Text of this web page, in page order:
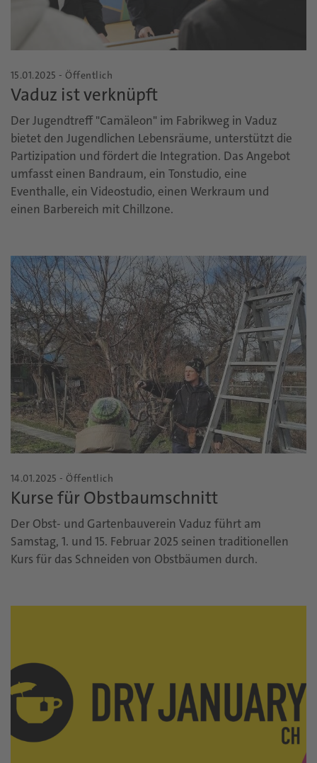
15.01.2025 - Öffentlich
Vaduz ist verknüpft
Der Jugendtreff "Camäleon" im Fabrikweg in Vaduz
bietet den Jugendlichen Lebensräume, unterstützt die
Partizipation und fördert die Integration. Das Angebot
umfasst einen Bandraum, ein Tonstudio, eine
Eventhalle, ein Videostudio, einen Werkraum und
einen Barbereich mit Chillzone.
14.01.2025 - Öffentlich
Kurse für Obstbaumschnitt
Der Obst- und Gartenbauverein Vaduz führt am
Samstag, 1. und 15. Februar 2025 seinen traditionellen
Kurs für das Schneiden von Obstbäumen durch.